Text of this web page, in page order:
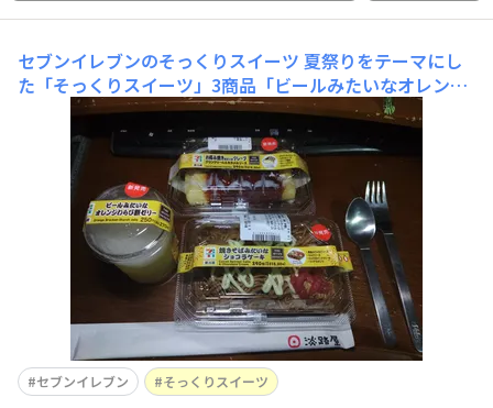
セブンイレブンのそっくりスイーツ 夏祭りをテーマにし
た「そっくりスイーツ」3商品「ビールみたいなオレンジ
わらび餅ゼリー」「お好み焼きみたいなクレープ」「焼そ
ばみたいなショコラケーキ」 です。 流石に広島の虎屋本
舗さんのクオリティではありませんが、お手頃価格で見た
目が面白いですね。新作のビールとお好み焼きがいい感じ
セブンイレブン そっくりスイーツ